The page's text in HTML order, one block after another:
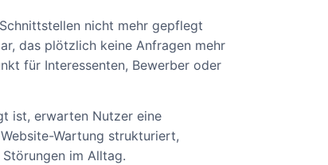
nicht mehr gepflegt
das plötzlich keine Anfragen mehr
für Interessenten, Bewerber oder
ist, erwarten Nutzer eine
Wartung strukturiert,
im Alltag.